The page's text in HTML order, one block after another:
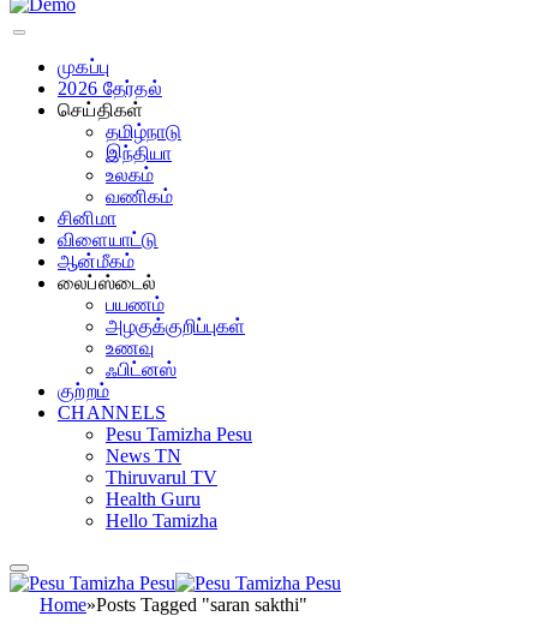
முகப்பு
2026 தேர்தல்
செய்திகள்
தமிழ்நாடு
இந்தியா
உலகம்
வணிகம்
சினிமா
விளையாட்டு
ஆன்மீகம்
லைப்ஸ்டைல்
பயணம்
அழகுக்குறிப்புகள்
உணவு
ஃபிட்னஸ்
குற்றம்
CHANNELS
Pesu Tamizha Pesu
News TN
Thiruvarul TV
Health Guru
Hello Tamizha
Home»Posts Tagged "saran sakthi"